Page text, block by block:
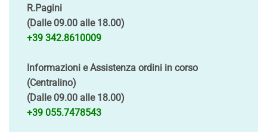
R.Pagini
(Dalle 09.00 alle 18.00)
+39 342.8610009
Informazioni e Assistenza ordini in corso
(Centralino)
(Dalle 09.00 alle 18.00)
+39 055.7478543